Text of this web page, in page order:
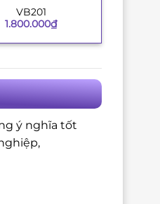
VB201
1.800.000₫
ý nghĩa tốt